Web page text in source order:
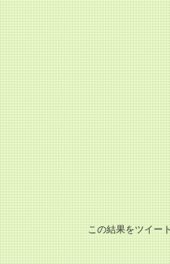
この結果をツイ